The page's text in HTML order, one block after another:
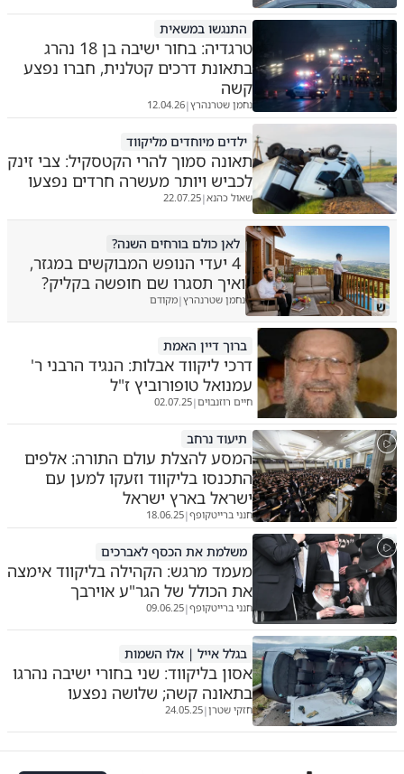
התנגשו במשאית
טרגדיה: בחור ישיבה בן 18 נהרג
בתאונת דרכים קטלנית, חברו נפצע
קשה
נחמן שטרנהרץ|
12.04.26
ילדים מיוחדים מליקווד
תאונה סמוך להרי הקטסקיל: צבי זינק
לכביש ויותר מעשרה חרדים נפצעו
שאול כהנא|
22.07.25
ש
לאן כולם בורחים השנה?
4 יעדי הנופש המבוקשים במגזר,
ואיך תסגרו שם חופשה בקליק?
נחמן שטרנהרץ|מקודם
ברוך דיין האמת
דרכי ליקווד אבלות: הנגיד הרבני ר'
עמנואל טופורוביץ ז"ל
חיים רוזנבוים|
02.07.25
תיעוד נרחב
המסע להצלת עולם התורה: אלפים
התכנסו בליקווד וזעקו למען עם
ישראל בארץ ישראל
חנני ברייטקופף|
18.06.25
משלמת את הכסף לאברכים
מעמד מרגש: הקהילה בליקווד אימצה
את הכולל של הגר"ע אוירבך
חנני ברייטקופף|
09.06.25
בגלל אייל | אלו השמות
אסון בליקווד: שני בחורי ישיבה נהרגו
בתאונה קשה; שלושה נפצעו
חזקי שטרן|
24.05.25